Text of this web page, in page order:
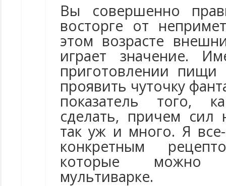
Вы совершенно
восторге от
этом возрасте
играет значение.
приготовлении
проявить чуточку
показатель того,
сделать, причем сил
так уж и много. Я
конкретным
которые можно
мультиварке.